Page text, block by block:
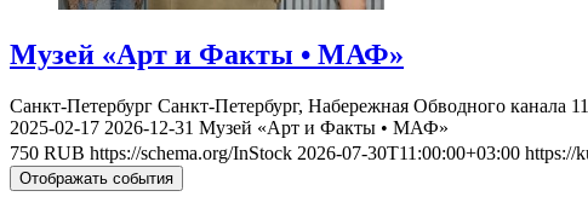
Музей «Арт и Факты • МАФ»
Санкт-Петербург Санкт-Петербург, Набережная Обводного канала
2025-02-17 2026-12-31 Музей «Арт и Факты • МАФ»
750 RUB https://schema.org/InStock 2026-07-30T11:00:00+03:00 https://
Отображать события